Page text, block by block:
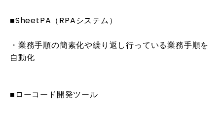
■SheetPA（RPAシステム）
・業務手順の簡素化や繰り返し行っている業務手順を
自動化
■ローコード開発ツール